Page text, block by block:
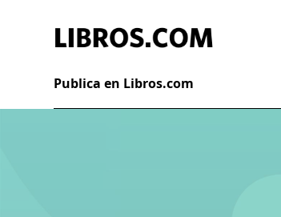
Publica en Libros.com